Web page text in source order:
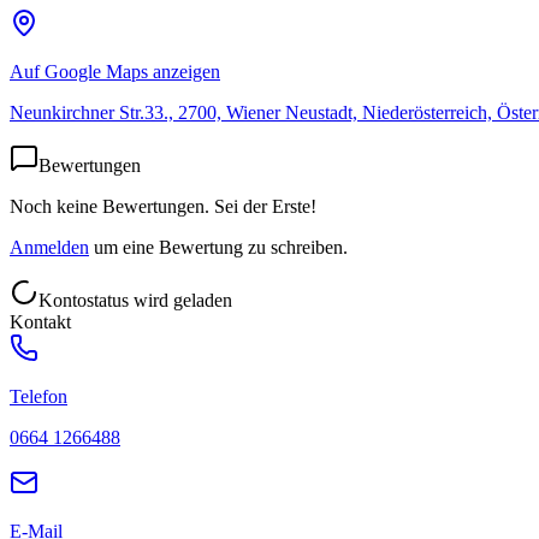
Auf Google Maps anzeigen
Neunkirchner Str.33., 2700, Wiener Neustadt, Niederösterreich,
Bewertungen
Noch keine Bewertungen. Sei der Erste!
Anmelden um eine Bewertung zu schreiben.
Kontostatus wird geladen
Kontakt
Telefon
0664 1266488
E-Mail